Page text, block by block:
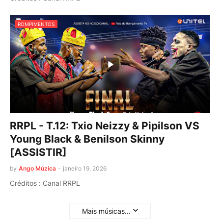
ROMPIMENTOS
RRPL - T.12: Txio Neizzy & Pipilson VS
Young Black & Benilson Skinny
[ASSISTIR]
by Ango Múzica - janeiro 19, 2026
Créditos : Canal RRPL
Mais músicas...